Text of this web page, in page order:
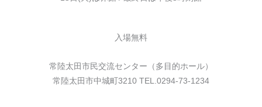
入場無料
常陸太田市民交流センター（多目的ホール）
常陸太田市中城町3210 TEL.0294-73-1234